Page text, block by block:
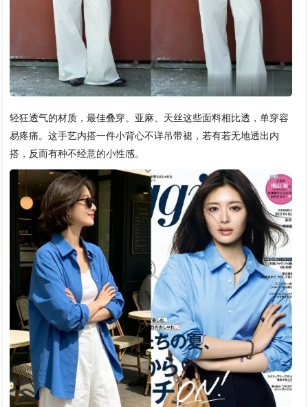
轻狂透气的材质，最佳叠穿。亚麻、天丝这些面料相比透，单穿容
易疼痛。这手艺内搭一件小背心不详吊带裙，若有若无地透出内
搭，反而有种不经意的小性感。